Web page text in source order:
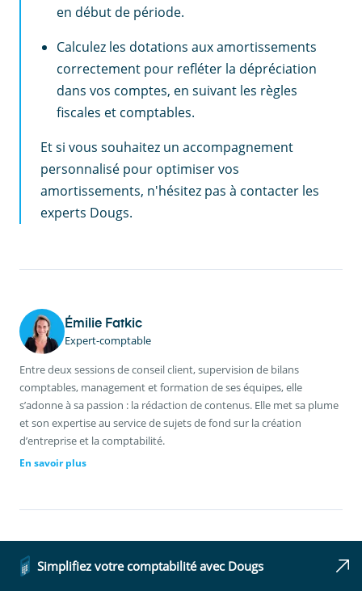
en début de période.
Calculez les dotations aux amortissements
correctement pour refléter la dépréciation
dans vos comptes, en suivant les règles
fiscales et comptables.
Et si vous souhaitez un accompagnement
personnalisé pour optimiser vos
amortissements, n'hésitez pas à contacter les
experts Dougs.
Émilie Fatkic
Expert-comptable
Entre deux sessions de conseil client, supervision de bilans
comptables, management et formation de ses équipes, elle
s’adonne à sa passion : la rédaction de contenus. Elle met sa plume
et son expertise au service de sujets de fond sur la création
d’entreprise et la comptabilité.
En savoir plus
Ces articles peuvent vous intéresser
Simplifiez votre comptabilité avec Dougs